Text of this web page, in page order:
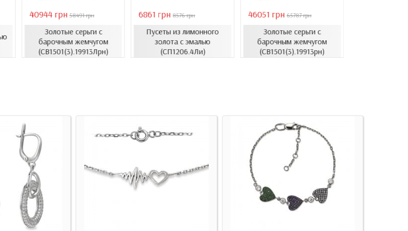
40944 грн 58491 грн
Золотые серьги с
барочным жемчугом
(СВ1501(3).19913Лрн)
6861 грн 8576 грн
Пусеты из лимонного
золота с эмалью
(СП1206.4Ли)
46051 грн 65787 грн
Золотые серьги с
барочным жемчугом
(СВ1501(3).19913рн)